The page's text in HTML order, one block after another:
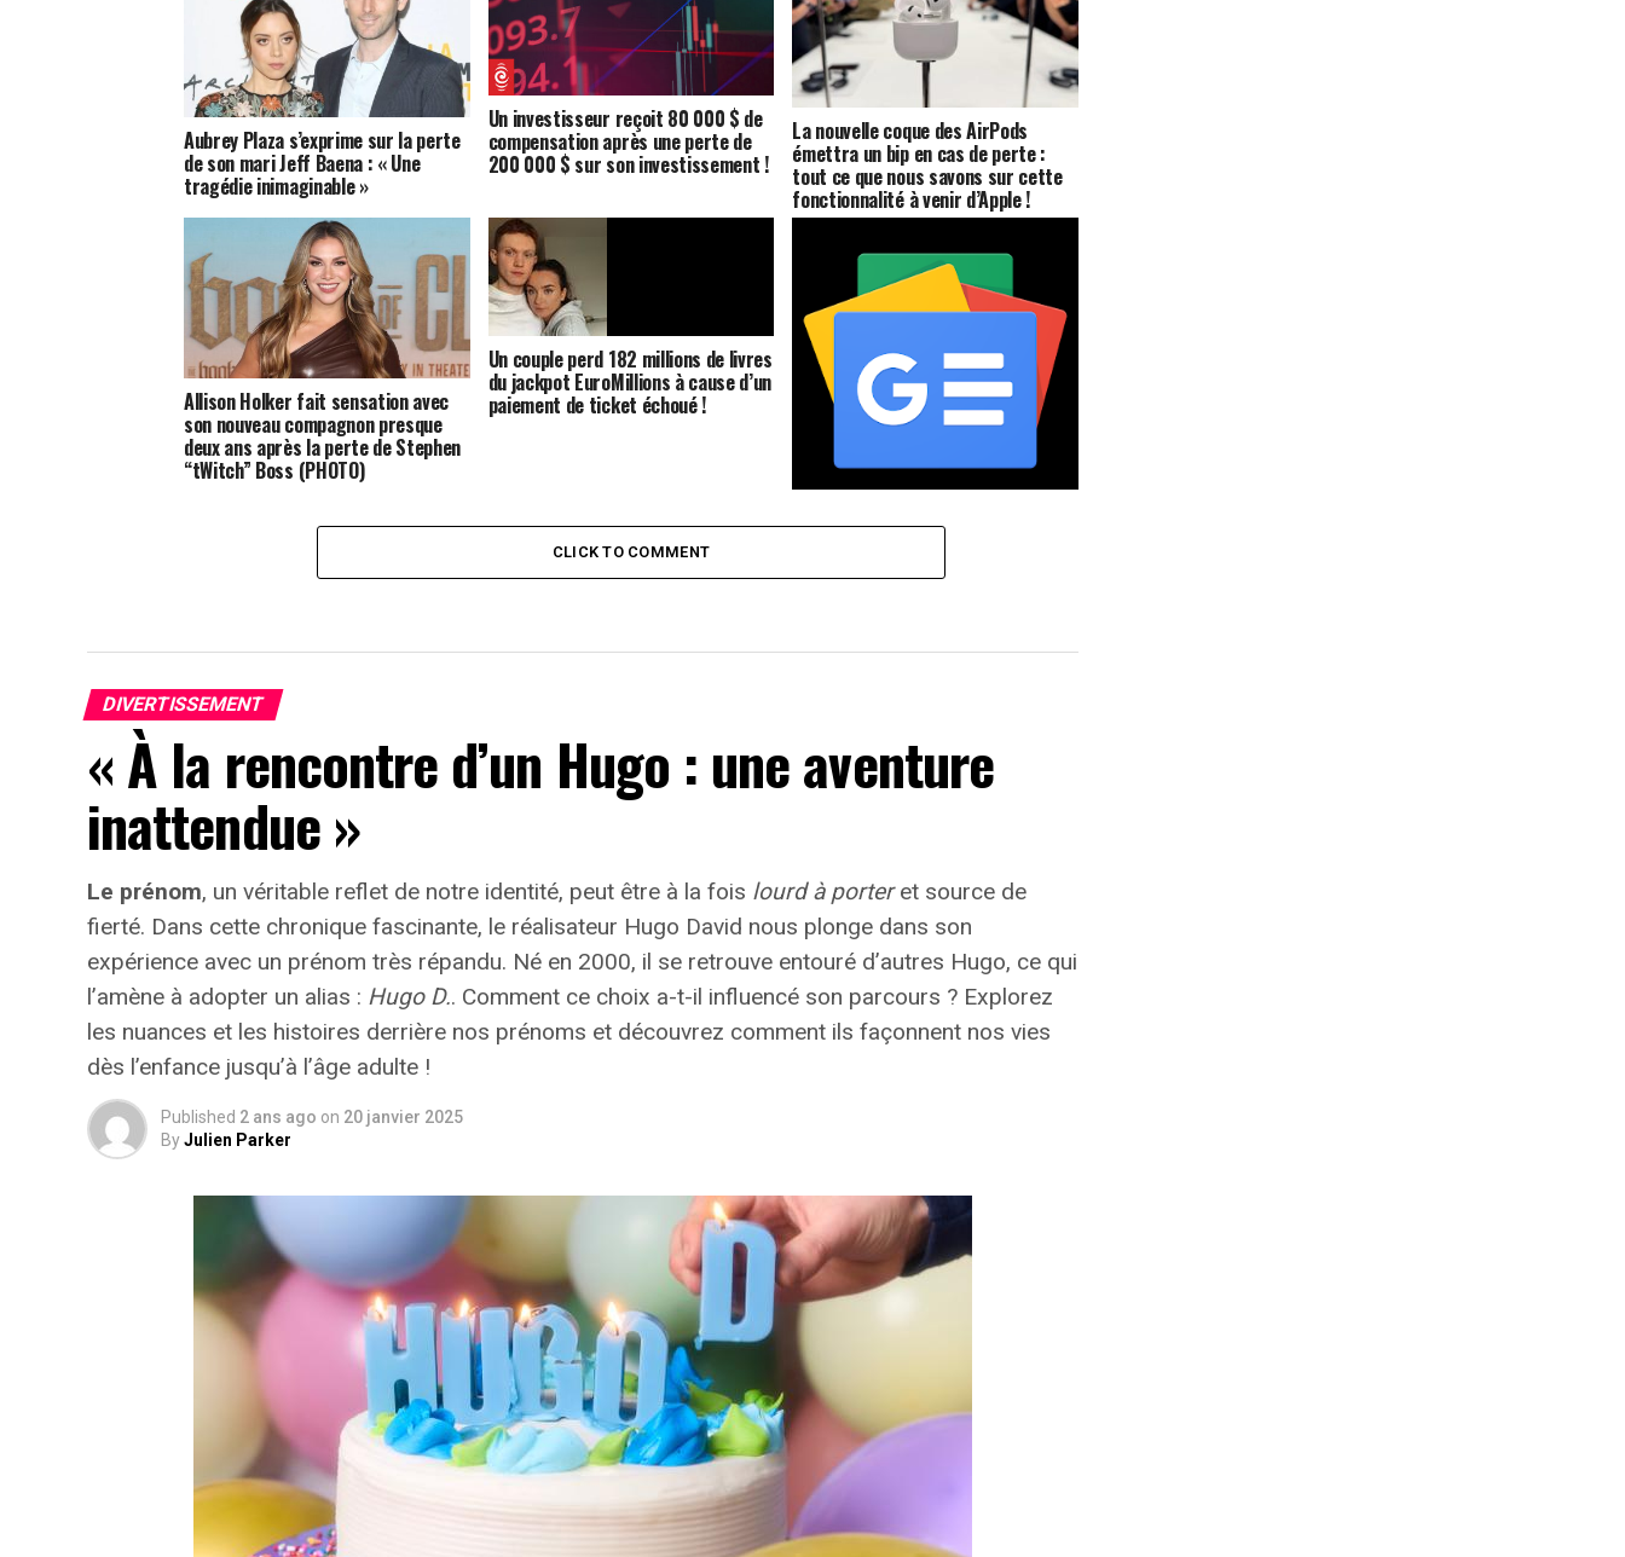
Aubrey Plaza s’exprime sur la perte
de son mari Jeff Baena : « Une
tragédie inimaginable »
Un investisseur reçoit 80 000 $ de
compensation après une perte de
200 000 $ sur son investissement !
La nouvelle coque des AirPods
émettra un bip en cas de perte :
tout ce que nous savons sur cette
fonctionnalité à venir d’Apple !
Allison Holker fait sensation avec
son nouveau compagnon presque
deux ans après la perte de Stephen
“tWitch” Boss (PHOTO)
Un couple perd 182 millions de livres
du jackpot EuroMillions à cause d’un
paiement de ticket échoué !
Freeman : Les Irlandais ont perdu
l’engouement
CLICK TO COMMENT
DIVERTISSEMENT
« À la rencontre d’un Hugo : une aventure
inattendue »
Le prénom, un véritable reflet de notre identité, peut être à la fois lourd à porteret source de
fierté. Dans cette chronique fascinante, le réalisateur Hugo David nous plonge dans son
expérience avec un prénom très répandu. Né en 2000, il se retrouve entouré d’autres Hugo, ce qui
l’amène à adopter un alias : Hugo D.. Comment ce choix a-t-il influencé son parcours ? Explorez
les nuances et les histoires derrière nos prénoms et découvrez comment ils façonnent nos vies
dès l’enfance jusqu’à l’âge adulte !
Published 2 ans ago on 20 janvier 2025
ByJulien Parker